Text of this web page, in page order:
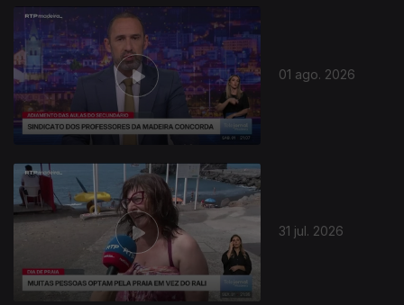
01 ago. 2026
31 jul. 2026